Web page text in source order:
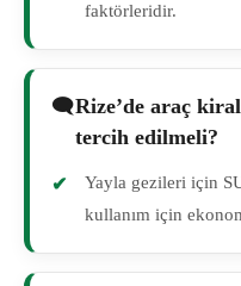
faktörleridir.
Rize’de araç
tercih edilmeli?
Yayla gezileri için
kullanım için